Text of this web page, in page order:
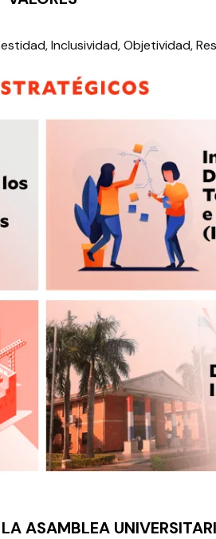
Inclusividad, Objetividad,
ASAMBLEA